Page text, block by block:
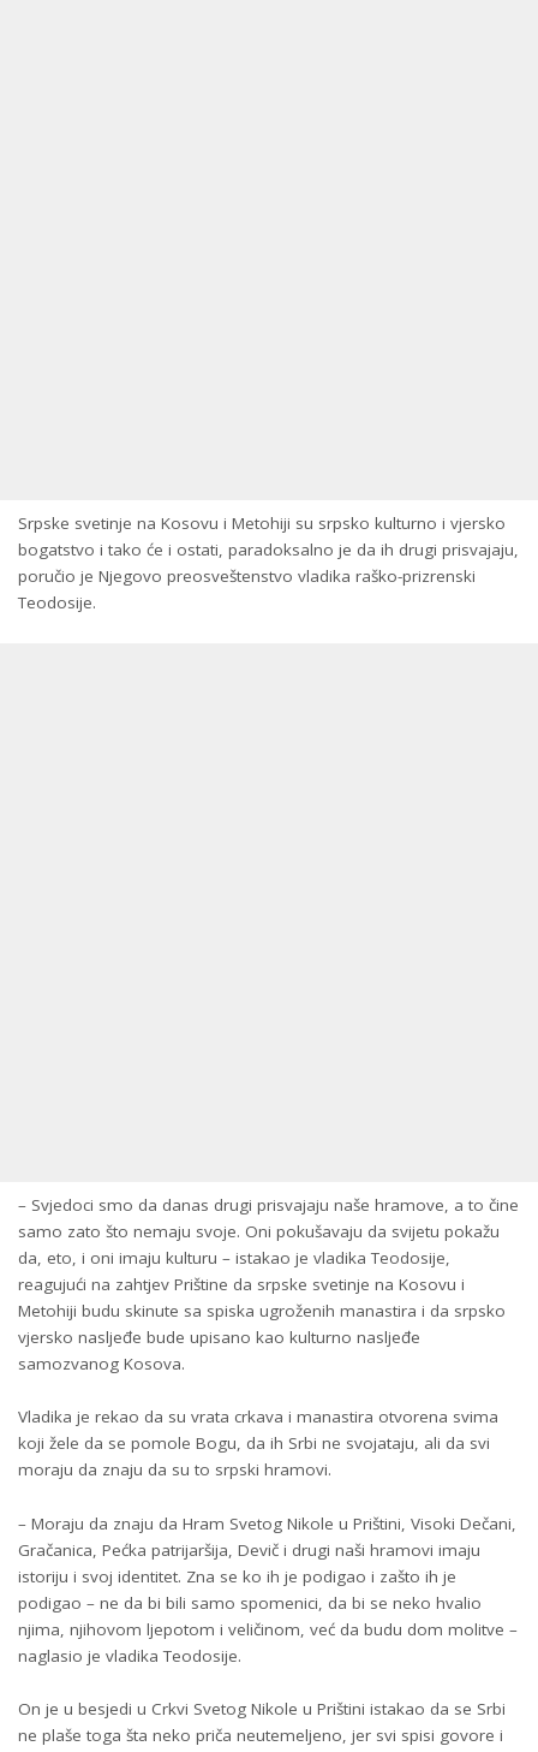
Srpske svetinje na Kosovu i Metohiji su srpsko kulturno i vjersko
bogatstvo i tako će i ostati, paradoksalno je da ih drugi prisvajaju,
poručio je Njegovo preosveštenstvo vladika raško-prizrenski
Teodosije.
– Svjedoci smo da danas drugi prisvajaju naše hramove, a to čine
samo zato što nemaju svoje. Oni pokušavaju da svijetu pokažu
da, eto, i oni imaju kulturu – istakao je vladika Teodosije,
reagujući na zahtjev Prištine da srpske svetinje na Kosovu i
Metohiji budu skinute sa spiska ugroženih manastira i da srpsko
vjersko nasljeđe bude upisano kao kulturno nasljeđe
samozvanog Kosova.
Vladika je rekao da su vrata crkava i manastira otvorena svima
koji žele da se pomole Bogu, da ih Srbi ne svojataju, ali da svi
moraju da znaju da su to srpski hramovi.
– Moraju da znaju da Hram Svetog Nikole u Prištini, Visoki Dečani,
Gračanica, Pećka patrijaršija, Devič i drugi naši hramovi imaju
istoriju i svoj identitet. Zna se ko ih je podigao i zašto ih je
podigao – ne da bi bili samo spomenici, da bi se neko hvalio
njima, njihovom ljepotom i veličinom, već da budu dom molitve –
naglasio je vladika Teodosije.
On je u besjedi u Crkvi Svetog Nikole u Prištini istakao da se Srbi
ne plaše toga šta neko priča neutemeljeno, jer svi spisi govore i